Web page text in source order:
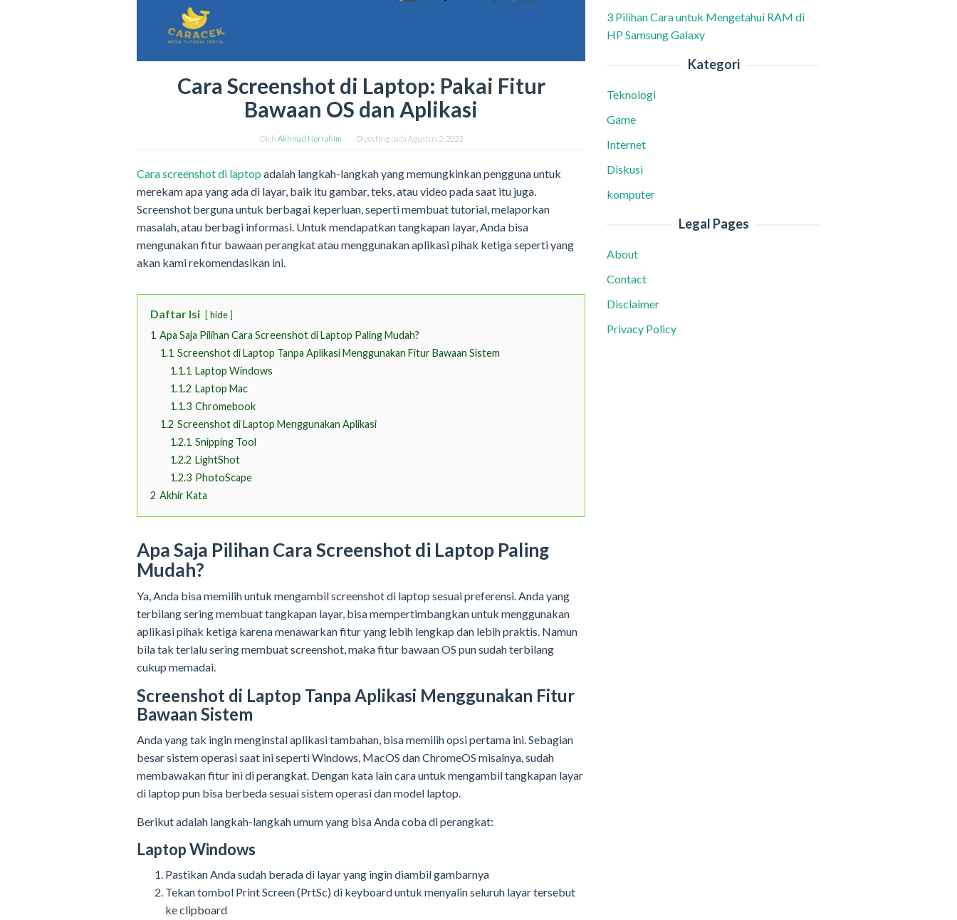
Cara Screenshot di Laptop: Pakai Fitur
Bawaan OS dan Aplikasi
Oleh Akhmad Norrahim Diposting pada Agustus 2, 2023
Cara screenshot di laptop adalah langkah-langkah yang memungkinkan pengguna untuk
merekam apa yang ada di layar, baik itu gambar, teks, atau video pada saat itu juga.
Screenshot berguna untuk berbagai keperluan, seperti membuat tutorial, melaporkan
masalah, atau berbagi informasi. Untuk mendapatkan tangkapan layar, Anda bisa
mengunakan fitur bawaan perangkat atau menggunakan aplikasi pihak ketiga seperti yang
akan kami rekomendasikan ini.
Daftar Isi hide
1 Apa Saja Pilihan Cara Screenshot di Laptop Paling Mudah?
1.1 Screenshot di Laptop Tanpa Aplikasi Menggunakan Fitur Bawaan Sistem
1.1.1 Laptop Windows
1.1.2 Laptop Mac
1.1.3 Chromebook
1.2 Screenshot di Laptop Menggunakan Aplikasi
1.2.1 Snipping Tool
1.2.2 LightShot
1.2.3 PhotoScape
2 Akhir Kata
Apa Saja Pilihan Cara Screenshot di Laptop Paling
Mudah?
Ya, Anda bisa memilih untuk mengambil screenshot di laptop sesuai preferensi. Anda yang
terbilang sering membuat tangkapan layar, bisa mempertimbangkan untuk menggunakan
aplikasi pihak ketiga karena menawarkan fitur yang lebih lengkap dan lebih praktis. Namun
bila tak terlalu sering membuat screenshot, maka fitur bawaan OS pun sudah terbilang
cukup memadai.
Screenshot di Laptop Tanpa Aplikasi Menggunakan Fitur
Bawaan Sistem
Anda yang tak ingin menginstal aplikasi tambahan, bisa memilih opsi pertama ini. Sebagian
besar sistem operasi saat ini seperti Windows, MacOS dan ChromeOS misalnya, sudah
membawakan fitur ini di perangkat. Dengan kata lain cara untuk mengambil tangkapan layar
di laptop pun bisa berbeda sesuai sistem operasi dan model laptop.
Berikut adalah langkah-langkah umum yang bisa Anda coba di perangkat:
Laptop Windows
Pastikan Anda sudah berada di layar yang ingin diambil gambarnya
Tekan tombol Print Screen (PrtSc) di keyboard untuk menyalin seluruh layar tersebut
ke clipboard
3 Pilihan Cara untuk Mengetahui RAM di
HP Samsung Galaxy
Kategori
Teknologi
Game
Internet
Diskusi
komputer
Legal Pages
About
Contact
Disclaimer
Privacy Policy